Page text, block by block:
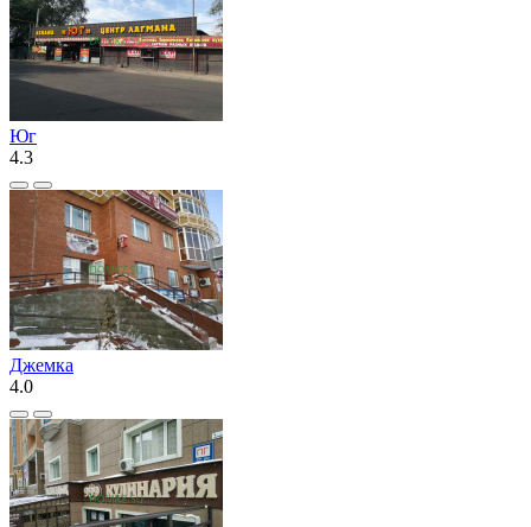
Юг
4.3
Джемка
4.0